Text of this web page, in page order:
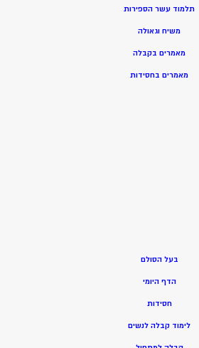
תלמוד עשר הספירות
משיח וגאולה
מאמרים בקבלה
מאמרים בחסידות
בעל הסולם
הדף היומי
חסידות
לימוד קבלה לנשים